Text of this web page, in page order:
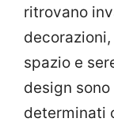
ritrovano
spazio e
design
determinati